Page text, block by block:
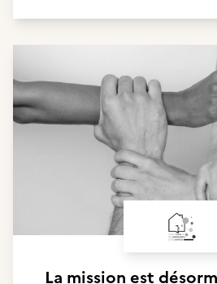
La mission est